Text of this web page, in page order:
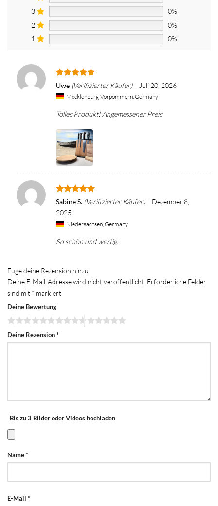
3
0%
2
0%
1
0%
Bewertet
5
5
Uwe (Verifizierter Käufer) – Juli 20, 2026
Mecklenburg-Vorpommern, Germany
Tolles Produkt! Angemessener Preis
Bewertet
von
5
Sabine S. (Verifizierter Käufer) – Dezember 8,
2025
Niedersachsen, Germany
So schön und wertig.
Füge deine Rezension hinzu
Deine E-Mail-Adresse wird nicht veröffentlicht. Erforderliche Felder
sind mit * markiert
Deine Bewertung
Deine Rezension*
Bis zu 3 Bilder oder Videos hochladen
Name*
E-Mail *